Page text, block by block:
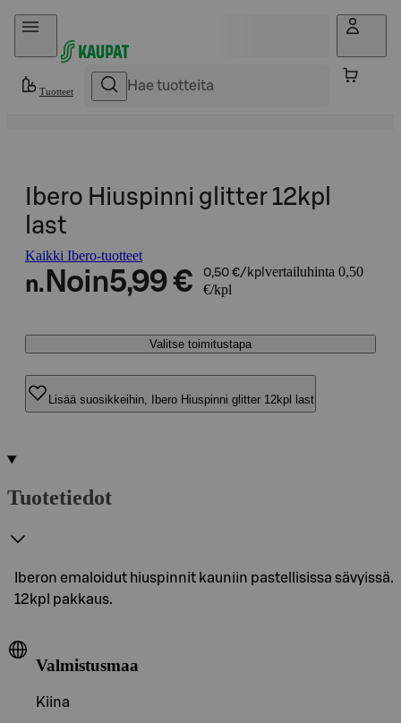
Hyppää sisältöön
Tuotteet
Ibero Hiuspinni glitter 12kpl
last
Kaikki Ibero-tuotteet
n. Noin5,99 € 0,50 €/kpl vertailuhinta 0,50
€/kpl
Valitse toimitustapa
Lisää suosikkeihin, Ibero Hiuspinni glitter 12kpl last
Tuotetiedot
Iberon emaloidut hiuspinnit kauniin pastellisissa sävyissä.
12kpl pakkaus.
Valmistusmaa
Kiina